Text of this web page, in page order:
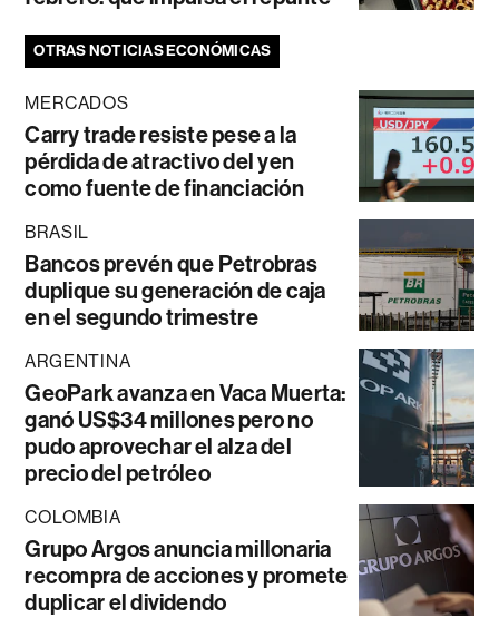
OTRAS NOTICIAS ECONÓMICAS
MERCADOS
Carry trade resiste pese a la
pérdida de atractivo del yen
como fuente de financiación
BRASIL
Bancos prevén que Petrobras
duplique su generación de caja
en el segundo trimestre
ARGENTINA
GeoPark avanza en Vaca Muerta:
ganó US$34 millones pero no
pudo aprovechar el alza del
precio del petróleo
COLOMBIA
Grupo Argos anuncia millonaria
recompra de acciones y promete
duplicar el dividendo